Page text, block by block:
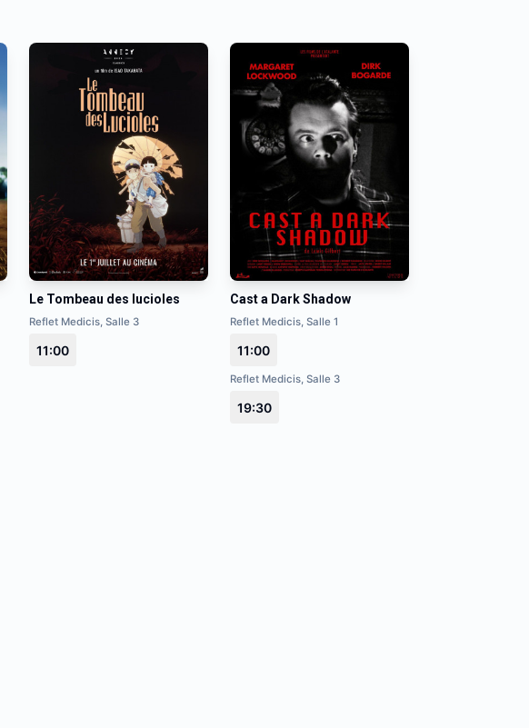
Le Tombeau des lucioles
Reflet Medicis, Salle 3
11:00
Cast a Dark Shadow
Reflet Medicis, Salle 1
11:00
Reflet Medicis, Salle 3
19:30